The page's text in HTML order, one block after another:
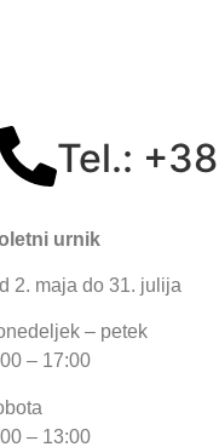
Tel.:
urnik
2. maja do 31. julija
– petek
– 17:00
– 13:00